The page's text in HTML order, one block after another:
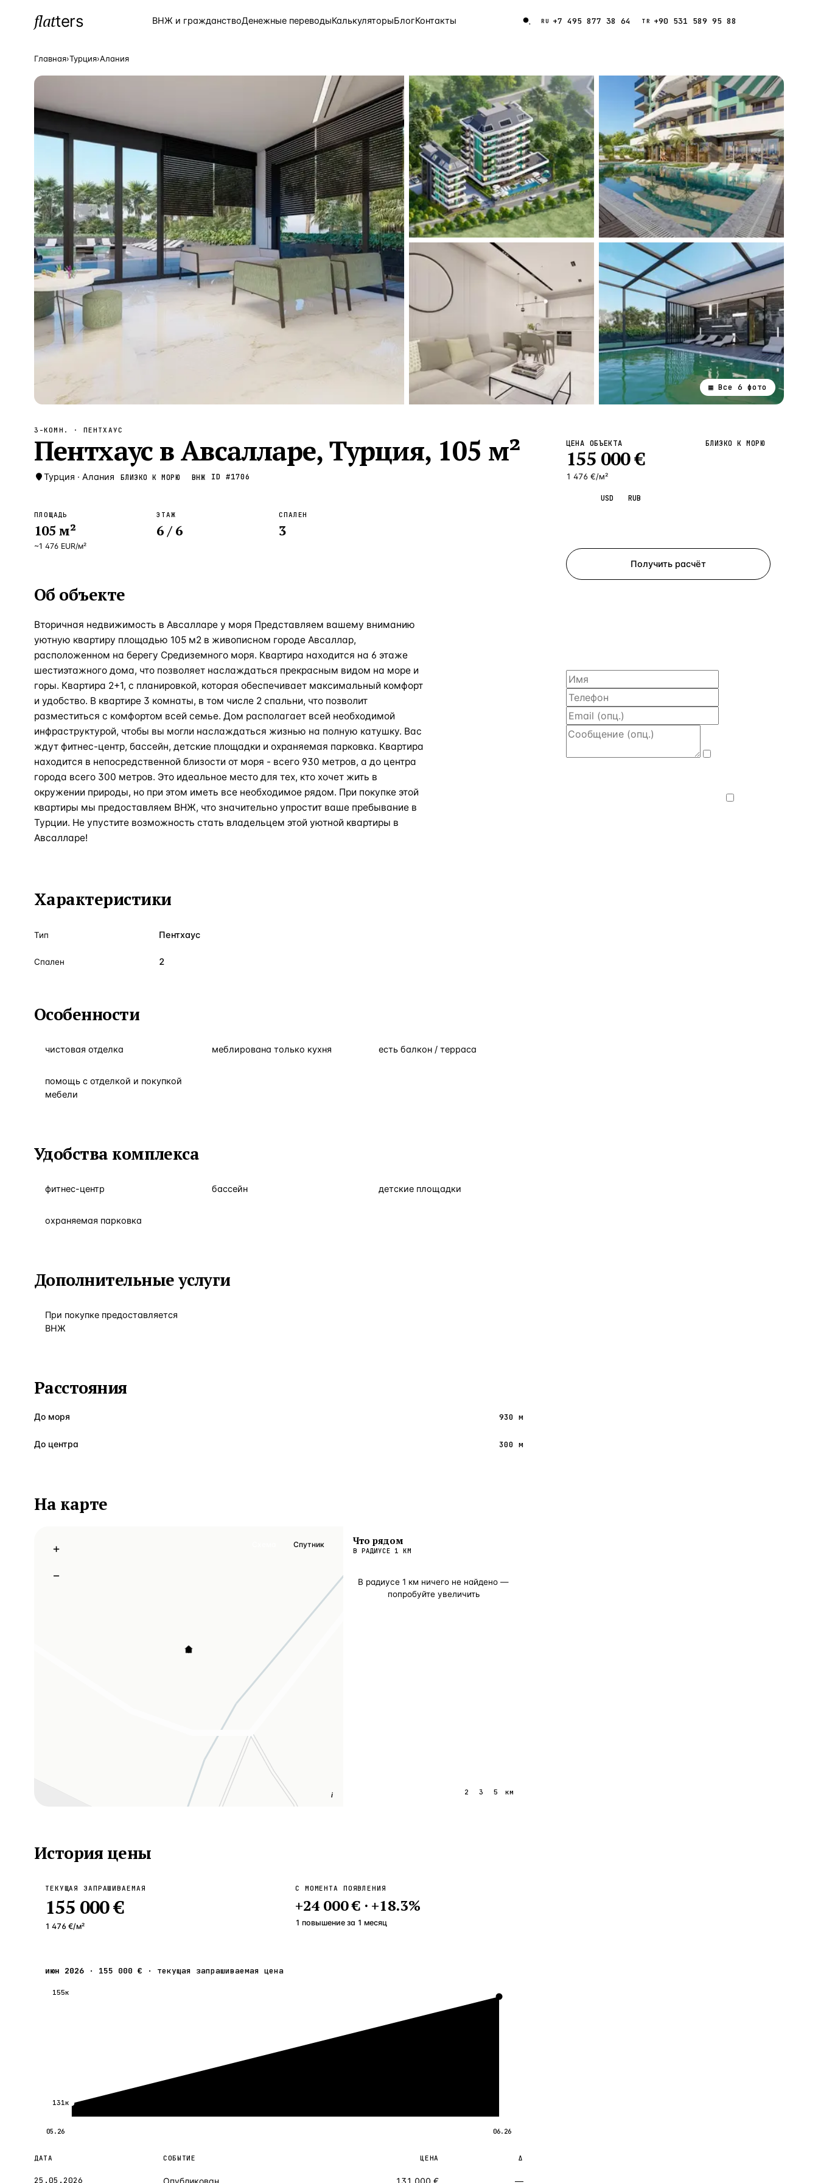
flatters ВНЖ и гражданствоДенежные переводыКалькуляторыБлогКонтакты RU +7 495 877 38 64 TR +90 531 589 95 88
Турция —Страна 9 143 объекта
Россия —Страна 8 554 объекта
5 430 объектов
Кипр — Страна 3 906 объектов
Таиланд — Страна 2 948 объектов
Греция —Страна 2 797 объектов
Сочи — Локация Россия · 3 920
Алания — Локация Турция · 2 556
Бангкок —Локация Таиланд · 2 172
Новороссийск —Локация
Стамбул
ЧАСТО ИЩУТ
Турция Россия Испания Кипр
Таиланд
Греция
Главная›Турция›Алания
▦ Все 6 фото
3-КОМН. · ПЕНТХАУС
Пентхаус в Авсалларе, Турция, 105 м²
Турция · Алания БЛИЗКО К МОРЮ ВНЖ ID #1706
ПЛОЩАДЬ
105 м²
~1 476 EUR/м²
ЭТАЖ
6/ 6
СПАЛЕН
3
Об объекте
Вторичная недвижимость в Авсалларе у моря Представляем вашему вниманию
уютную квартиру площадью 105 м2 в живописном городе Авсаллар,
расположенном на берегу Средиземного моря. Квартира находится на 6 этаже
шестиэтажного дома, что позволяет наслаждаться прекрасным видом на море и
горы. Квартира 2+1, с планировкой, которая обеспечивает максимальный комфорт
и удобство. В квартире 3 комнаты, в том числе 2 спальни, что позволит
разместиться с комфортом всей семье. Дом располагает всей необходимой
инфраструктурой, чтобы вы могли наслаждаться жизнью на полную катушку. Вас
ждут фитнес-центр, бассейн, детские площадки и охраняемая парковка. Квартира
находится в непосредственной близости от моря - всего 930 метров, а до центра
города всего 300 метров. Это идеальное место для тех, кто хочет жить в
окружении природы, но при этом иметь все необходимое рядом. При покупке этой
квартиры мы предоставляем ВНЖ, что значительно упростит ваше пребывание в
Турции. Не упустите возможность стать владельцем этой уютной квартиры в
Авсалларе!
Характеристики
Тип Пентхаус
Спален 2
Особенности
чистовая отделка меблирована только кухня есть балкон / терраса
помощь с отделкой и покупкой
мебели
Удобства комплекса
фитнес-центр бассейн детские площадки
охраняемая парковка
Дополнительные услуги
При покупке предоставляется
ВНЖ
Расстояния
До моря 930 м
До центра 300 м
На карте
i
+
−
Спутник Что рядом
В РАДИУСЕ 1 КМ
В радиусе 1 км ничего не найдено —
попробуйте увеличить
2 3 5 км
История цены
ТЕКУЩАЯ ЗАПРАШИВАЕМАЯ
155 000 €
1 476 €/м²
С МОМЕНТА ПОЯВЛЕНИЯ
+24 000 €· +18.3%
1 повышение за 1 месяц
июн 2026 · 155 000 € · текущая запрашиваемая цена
155к
131к
05.26 06.26
ДАТА СОБЫТИЕ ЦЕНА Δ
25.05.2026
ЦЕНА ОБЪЕКТА
155 000€
1 476 €/м²
БЛИЗКО К МОРЮ
USD RUB
Получить расчёт